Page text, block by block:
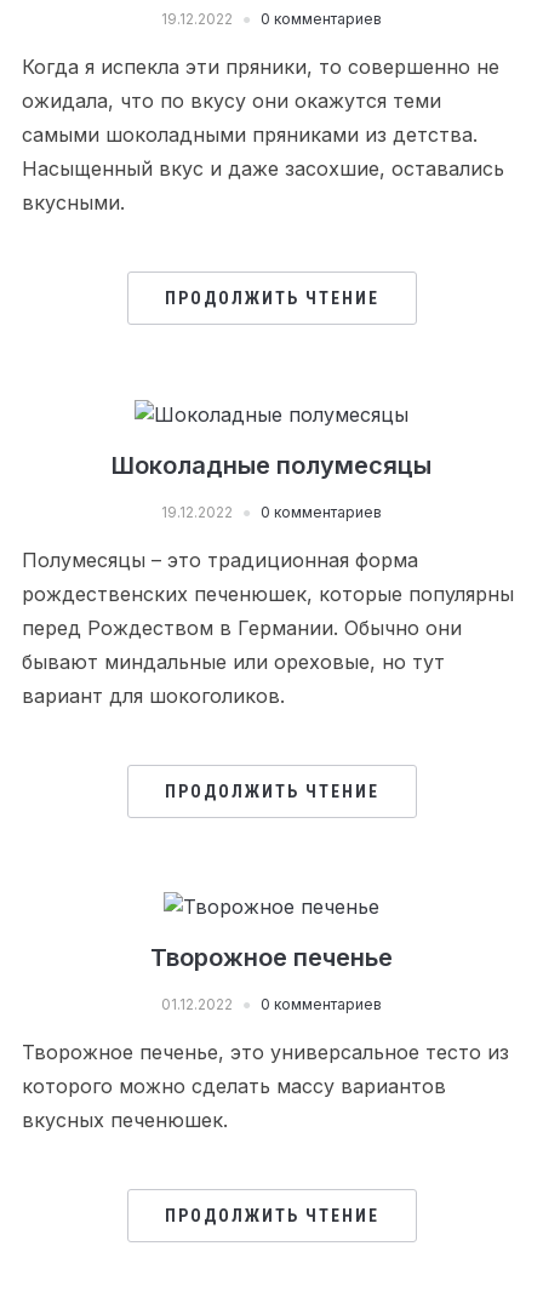
19.12.2022 0 комментариев
Когда я испекла эти пряники, то совершенно не
ожидала, что по вкусу они окажутся теми
самыми шоколадными пряниками из детства.
Насыщенный вкус и даже засохшие, оставались
вкусными.
ПРОДОЛЖИТЬ ЧТЕНИЕ
Шоколадные полумесяцы
19.12.2022 0 комментариев
Полумесяцы – это традиционная форма
рождественских печенюшек, которые популярны
перед Рождеством в Германии. Обычно они
бывают миндальные или ореховые, но тут
вариант для шокоголиков.
ПРОДОЛЖИТЬ ЧТЕНИЕ
Творожное печенье
01.12.2022 0 комментариев
Творожное печенье, это универсальное тесто из
которого можно сделать массу вариантов
вкусных печенюшек.
ПРОДОЛЖИТЬ ЧТЕНИЕ